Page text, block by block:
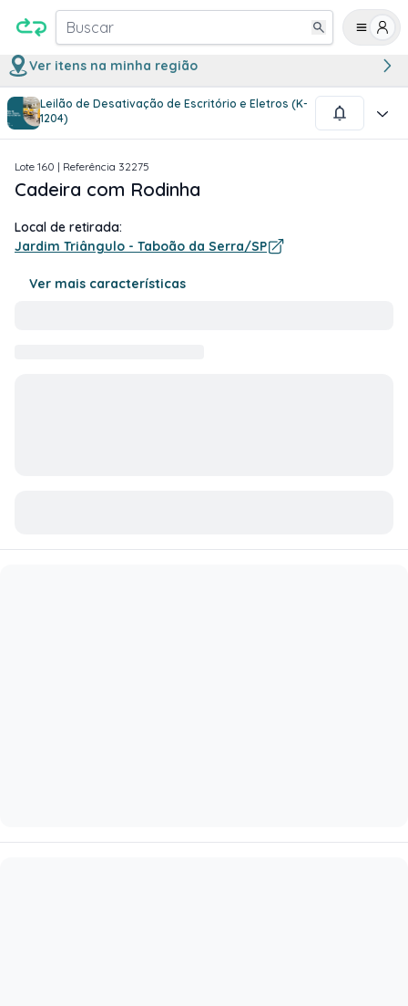
Buscar
Ver itens na minha região
Leilão de Desativação de Escritório e Eletros (K-
1204)
1/1
Lote 160 | Referência 32275
Cadeira com Rodinha
Local de retirada:
Jardim Triângulo - Taboão da Serra/SP
Ver mais características